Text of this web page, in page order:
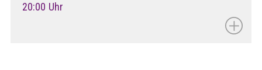
20:00 Uhr